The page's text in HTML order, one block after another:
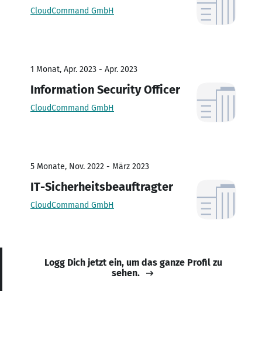
CloudCommand GmbH
1 Monat, Apr. 2023 - Apr. 2023
Information Security Officer
CloudCommand GmbH
5 Monate, Nov. 2022 - März 2023
IT-Sicherheitsbeauftragter
CloudCommand GmbH
Logg Dich jetzt ein, um das ganze Profil zu
sehen.